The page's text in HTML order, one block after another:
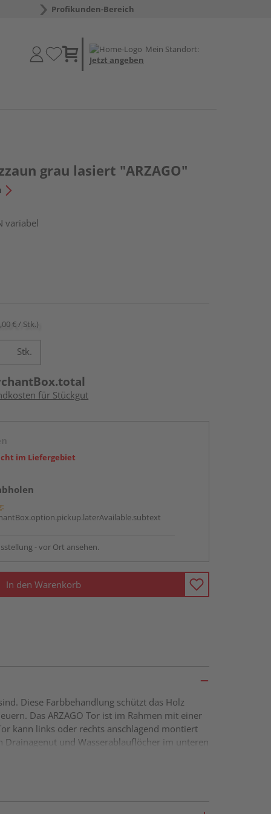
Profikunden-Bereich
Mein Standort:
Jetzt angeben
grau lasiert "ARZAGO"
variabel
€ / Stk.)
Stk.
für Stückgut
im Liefergebiet
- vor Ort ansehen.
In den Warenkorb
Diese Farbbehandlung schützt das Holz
Das ARZAGO Tor ist im Rahmen mit einer
kann links oder rechts anschlagend montiert
und Wasserablauflöcher im unteren
für Extra-Stabilität